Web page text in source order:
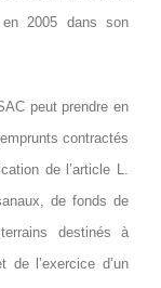
2005 dans son
peut prendre en
contractés
de l’article L.
de fonds de
destinés à
de l’exercice d’un